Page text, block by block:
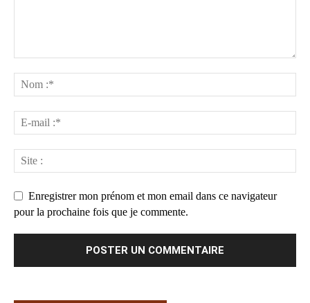
Enregistrer mon prénom et mon email dans ce navigateur
pour la prochaine fois que je commente.